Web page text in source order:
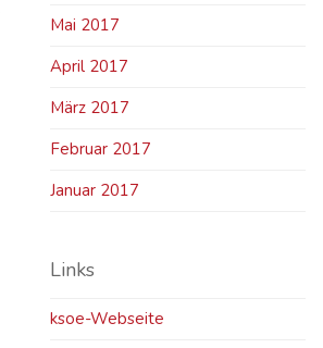
Mai 2017
April 2017
März 2017
Februar 2017
Januar 2017
Links
ksoe-Webseite